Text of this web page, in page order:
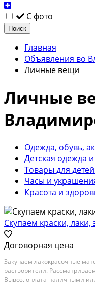
С фото
Поиск
Главная
Объявления во
Личные вещи
Личные
Одежда, обувь,
Детская одежда
Товары для
Часы и
Красота и
Скупаем краски,
Договорная цена
Закупаем лакокрасочные
растворители.
Вывоз, оплата наличными